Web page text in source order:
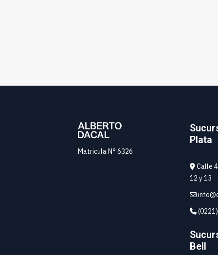
Matricula N° 6326
Plata
Calle
12 y 13
Bell